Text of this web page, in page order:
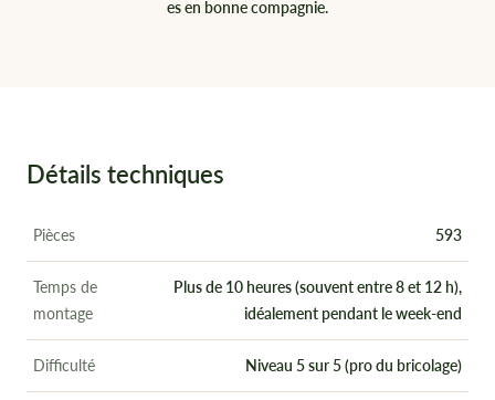
es en bonne compagnie.
Détails techniques
Pièces 593
Temps de
montage
Plus de 10 heures (souvent entre 8 et 12 h),
idéalement pendant le week-end
Difficulté Niveau 5 sur 5 (pro du bricolage)